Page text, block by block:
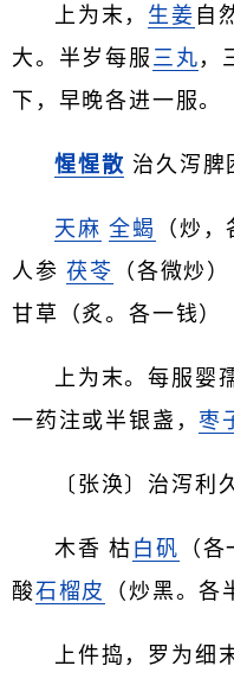
上为末， 生姜 自
大。半岁每服 三丸 ，
下，早晚各进一服。
惺惺散 治久泻脾
天麻 全蝎 （炒
人参茯苓 （各微炒）
甘草（炙。各一钱）
上为末。每服婴
一药注或半银盏，枣
〔张涣〕治泻利
木香 枯 白矾 （
酸石榴皮 （炒黑。各
上件捣，罗为细